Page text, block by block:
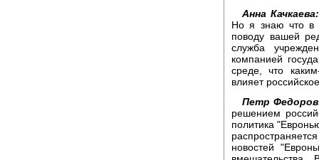
Анна Качкаева:
Но я знаю что в
поводу вашей
служба
компанией
среде, что
влияет
Петр
решением
политика
новостей